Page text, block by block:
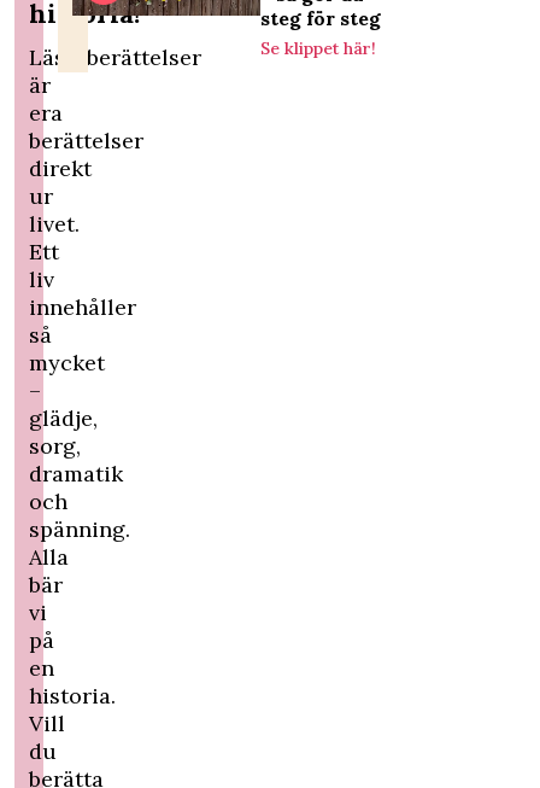
historia!
Läsarberättelser
är
era
berättelser
direkt
ur
livet.
Ett
liv
innehåller
så
mycket
–
glädje,
sorg,
dramatik
och
spänning.
Alla
bär
vi
på
en
historia.
Vill
du
berätta
steg för steg
Se klippet här!